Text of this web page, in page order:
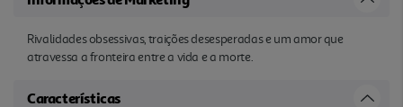
Rivalidades obsessivas, traições desesperadas e um amor que
atravessa a fronteira entre a vida e a morte.
Características